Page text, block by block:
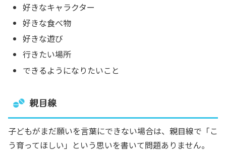
好きなキャラクター
好きな食べ物
好きな遊び
行きたい場所
できるようになりたいこと
親目線
子どもがまだ願いを言葉にできない場合は、親目線で「こ
う育ってほしい」という思いを書いて問題ありません。